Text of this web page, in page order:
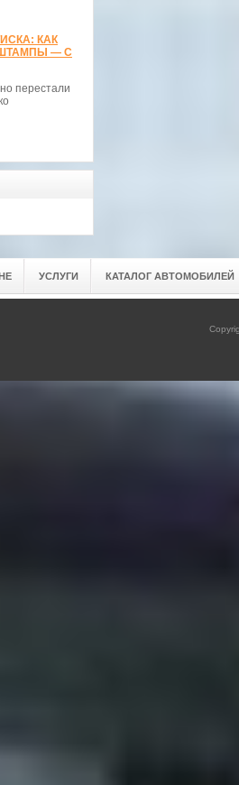
КАК
— С
перестали
УСЛУГИ КАТАЛОГ АВТОМОБИЛЕЙ